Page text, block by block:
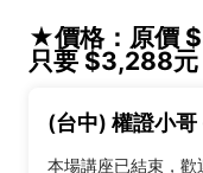
★價格：原價
只要 $3,288元
(台中) 權證小
本場講座已結束，